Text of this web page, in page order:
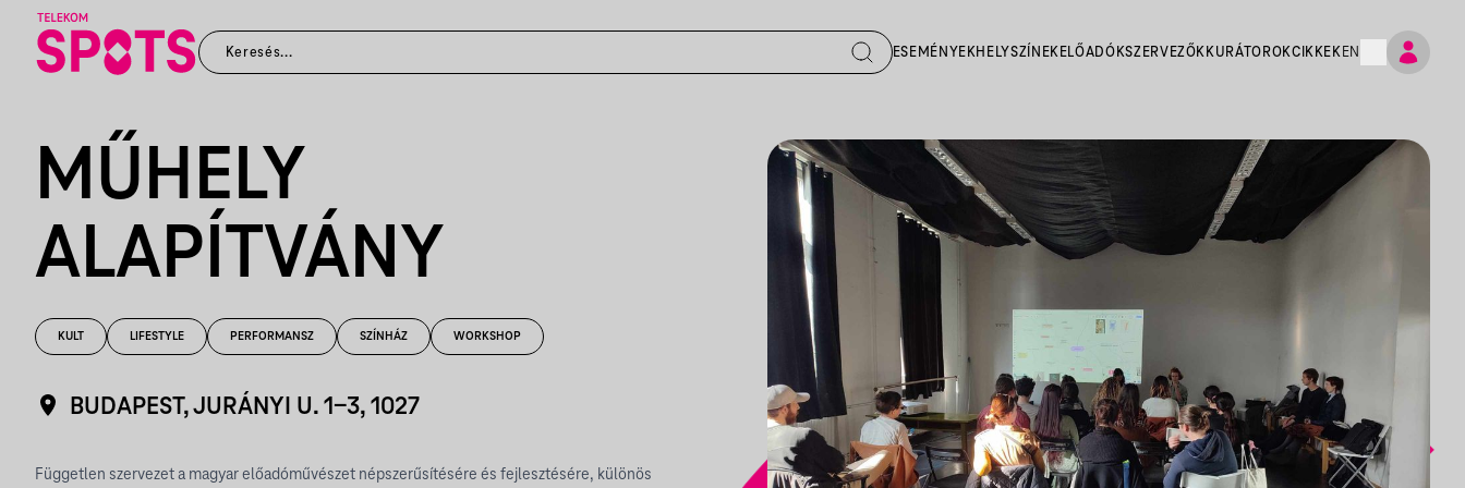
ESEMÉNYEKHELYSZÍNEK ELŐADÓKSZERVEZŐK KURÁTOROKCIKKEK EN
MŰHELY
ALAPÍTVÁNY
KULT LIFESTYLE PERFORMANSZ SZÍNHÁZ WORKSHOP
BUDAPEST, JURÁNYI U. 1-3, 1027
Független szervezet a magyar előadóművészet népszerűsítésére és fejlesztésére, különös